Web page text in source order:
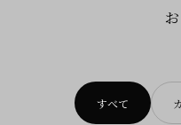
すべて